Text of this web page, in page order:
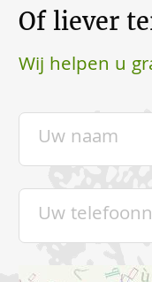
Of liever
Wij helpen u